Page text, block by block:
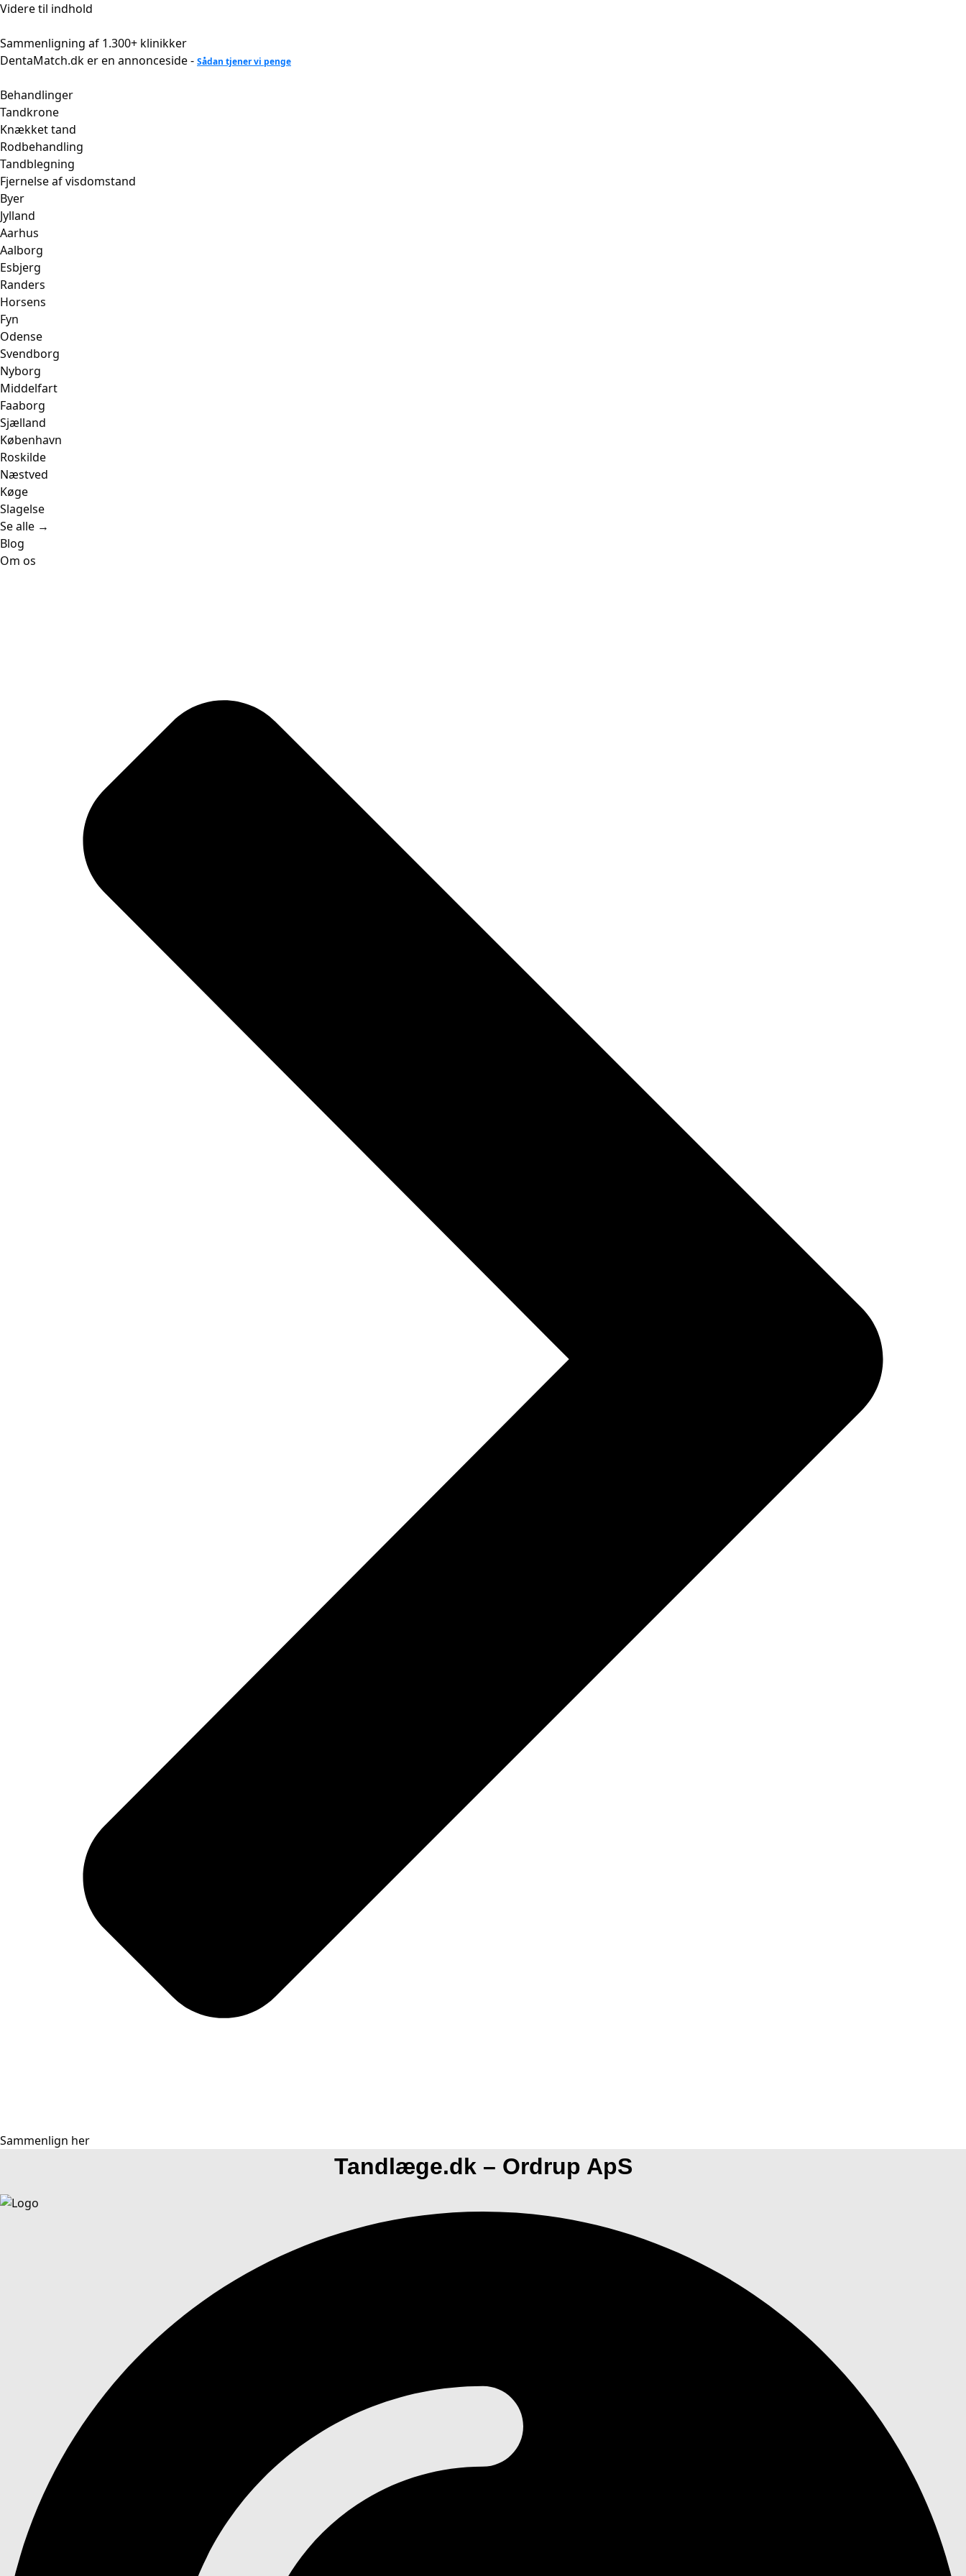
Videre til indhold
Sammenligning af 1.300+ klinikker
DentaMatch.dk er en annonceside - Sådan tjener vi penge
Behandlinger
Tandkrone
Knækket tand
Rodbehandling
Tandblegning
Fjernelse af visdomstand
Byer
Jylland
Aarhus
Aalborg
Esbjerg
Randers
Horsens
Fyn
Odense
Svendborg
Nyborg
Middelfart
Faaborg
Sjælland
København
Roskilde
Næstved
Køge
Slagelse
Se alle →
Blog
Om os
Sammenlign her
Tandlæge.dk – Ordrup ApS